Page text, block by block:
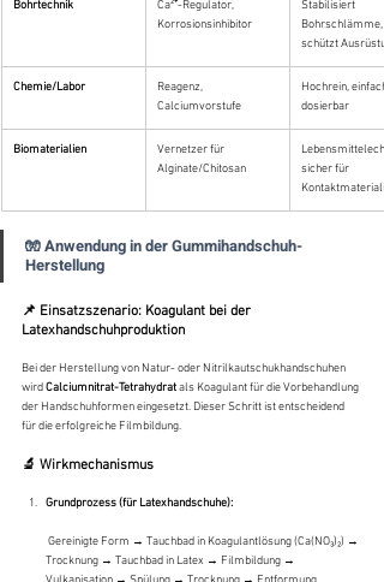
Bohrtechnik
Ca²⁺-Regulator,
Korrosionsinhibitor
Stabilisiert
Bohrschlämme,
schützt
Chemie/Labor
Reagenz,
Calciumvorstufe
Hochrein, einfach
dosierbar
Biomaterialien
Vernetzer für
Alginate/Chitosan
sicher für
🧤 Anwendung in der Gummihandschuh-
Herstellung
📌 Einsatzszenario: Koagulant bei der
Latexhandschuhproduktion
Bei der Herstellung von Natur- oder Nitrilkautschukhandschuhen
wird Calciumnitrat-Tetrahydrat als Koagulant für die Vorbehandlung
der Handschuhformen eingesetzt. Dieser Schritt ist entscheidend
für die erfolgreiche Filmbildung.
🔬 Wirkmechanismus
Grundprozess (für Latexhandschuhe):
Trocknung → Tauchbad in Latex → Filmbildung →